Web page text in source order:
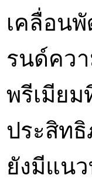
เคลื่อน
รนด์คว
พรีเมีย
ประสิท
ยังมีแน